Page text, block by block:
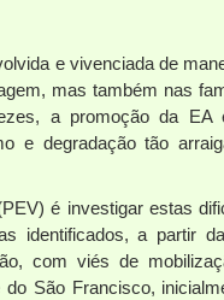
e vivenciada de
mas também nas
a promoção da EA
e degradação tão
é investigar estas
identificados, a partir
com viés de
São Francisco,